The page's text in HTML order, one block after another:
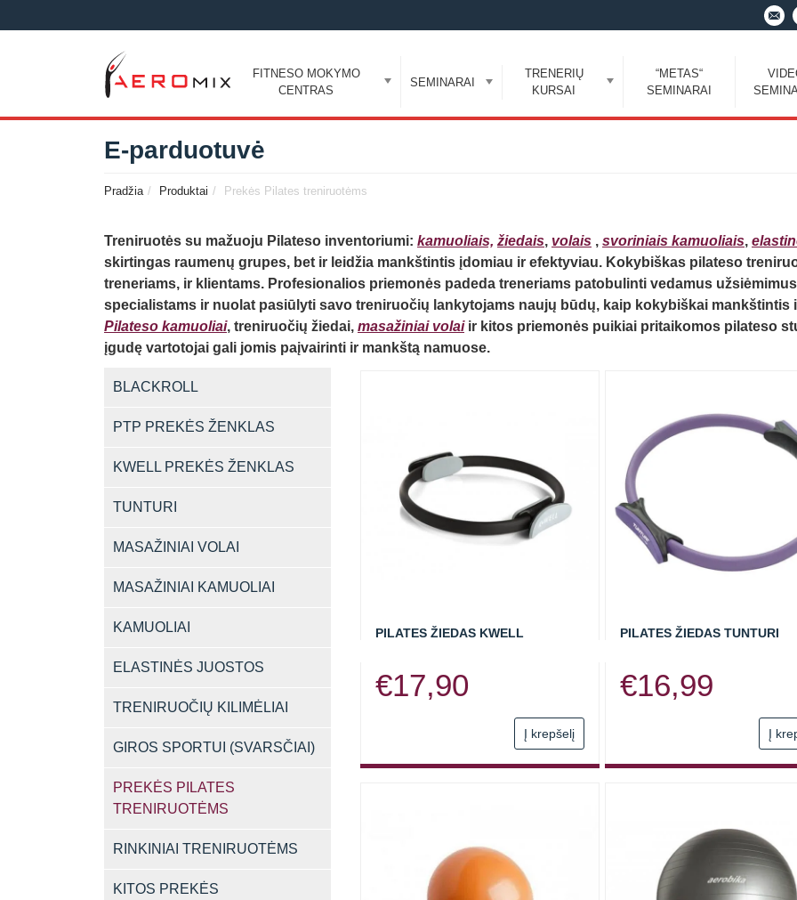
FITNESO MOKYMO
CENTRAS
SEMINARAI
TRENERIŲ
KURSAI
“METAS“
SEMINARAI
E-parduotuvė
Pradžia Produktai Prekės Pilates treniruotėms
Treniruotės su mažuoju Pilateso inventoriumi: kamuoliais, žiedais, volais , svoriniais kamuoliais,
skirtingas raumenų grupes, bet ir leidžia mankštintis įdomiau ir efektyviau. Kokybiškas pilateso
treneriams, ir klientams. Profesionalios priemonės padeda treneriams patobulinti vedamus
specialistams ir nuolat pasiūlyti savo treniruočių lankytojams naujų būdų, kaip kokybiškai mankštintis
Pilateso kamuoliai, treniruočių žiedai, masažiniai volaiir kitos priemonės puikiai pritaikomos pilateso
įgudę vartotojai gali jomis paįvairinti ir mankštą namuose.
BLACKROLL
PTP PREKĖS ŽENKLAS
KWELL PREKĖS ŽENKLAS
TUNTURI
MASAŽINIAI VOLAI
MASAŽINIAI KAMUOLIAI
KAMUOLIAI
ELASTINĖS JUOSTOS
TRENIRUOČIŲ KILIMĖLIAI
GIROS SPORTUI (SVARSČIAI)
PREKĖS PILATES
TRENIRUOTĖMS
RINKINIAI TRENIRUOTĖMS
KITOS PREKĖS
PILATES ŽIEDAS KWELL
€17,90
Į krepšelį
PILATES ŽIEDAS TUNTURI
€16,99
Į